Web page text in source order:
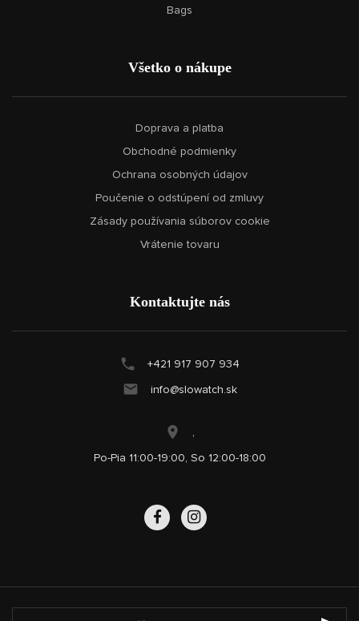
Bags
Všetko o nákupe
Doprava a platba
Obchodné podmienky
Ochrana osobných údajov
Poučenie o odstúpení od zmluvy
Zásady používania súborov cookie
Vrátenie tovaru
Kontaktujte nás
+421 917 907 934
info@slowatch.sk
Po-Pia 11:00-19:00, So 12:00-18:00